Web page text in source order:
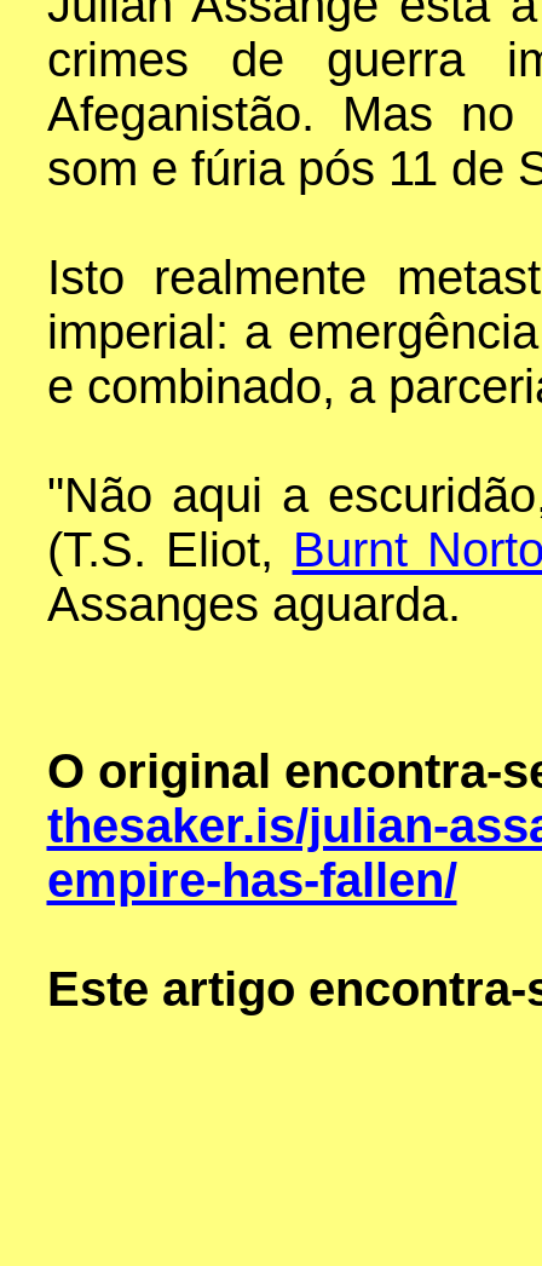
crimes de guerra
Afeganistão. Mas
som e fúria pós 11 de
Isto realmente
imperial: a
e combinado, a
"Não aqui a
(T.S. Eliot, Burnt
Assanges aguarda.
O original encontra-
thesaker.is/julian-
empire-has-fallen/
Este artigo